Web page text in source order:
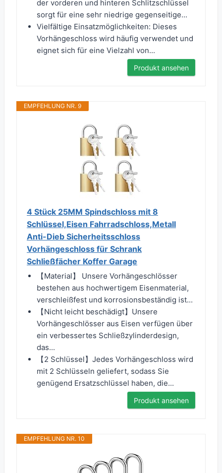
der vorderen und hinteren Schlitzschlüssel
sorgt für eine sehr niedrige gegenseitige...
Vielfältige Einsatzmöglichkeiten: Dieses
Vorhängeschloss wird häufig verwendet und
eignet sich für eine Vielzahl von...
Produkt ansehen
EMPFEHLUNG NR. 9
4 Stück 25MM Spindschloss mit 8
Schlüssel,Eisen Fahrradschloss,Metall
Anti-Dieb Sicherheitsschloss
Vorhängeschloss für Schrank
Schließfächer Koffer Garage
【Material】 Unsere Vorhängeschlösser
bestehen aus hochwertigem Eisenmaterial,
verschleißfest und korrosionsbeständig ist...
【Nicht leicht beschädigt】Unsere
Vorhängeschlösser aus Eisen verfügen über
ein verbessertes Schließzylinderdesign,
das...
【2 Schlüssel】Jedes Vorhängeschloss wird
mit 2 Schlüsseln geliefert, sodass Sie
genügend Ersatzschlüssel haben, die...
Produkt ansehen
EMPFEHLUNG NR. 10